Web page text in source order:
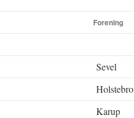
Forening
Sevel
Holstebro
Karup